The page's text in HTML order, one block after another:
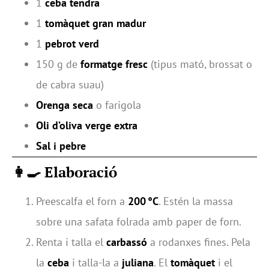
1 tomàquet gran madur
1 pebrot verd
150 g de formatge fresc (tipus mató, brossat o
de cabra suau)
Orenga seca o farigola
Oli d’oliva verge extra
Sal i pebre
👩‍🍳 Elaboració
Preescalfa el forn a 200 °C. Estén la massa
sobre una safata folrada amb paper de forn.
Renta i talla el carbassó a rodanxes fines. Pela
la ceba i talla-la a juliana. El tomàquet i el